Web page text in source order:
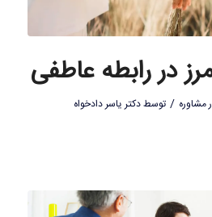
در رابطه عاطفی
مشاوره / توسطدکتر یاسر دادخواه